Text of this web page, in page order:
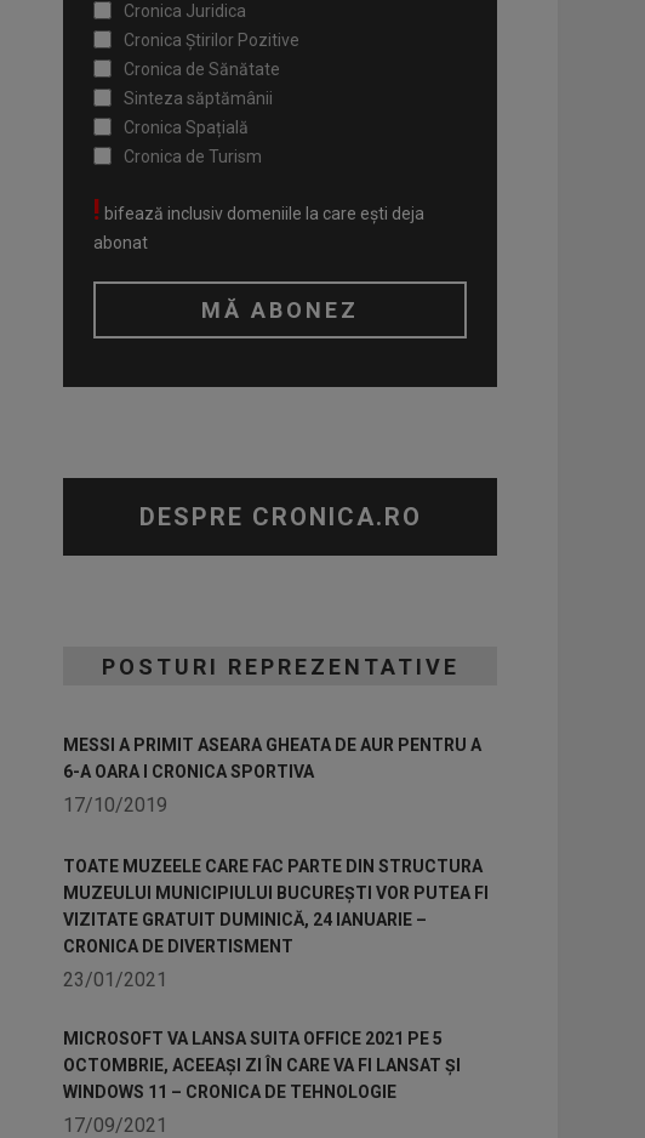
Cronica Juridica
Cronica Știrilor Pozitive
Cronica de Sănătate
Sinteza săptămânii
Cronica Spațială
Cronica de Turism
! bifează inclusiv domeniile la care ești deja
abonat
DESPRE CRONICA.RO
POSTURI REPREZENTATIVE
MESSI A PRIMIT ASEARA GHEATA DE AUR PENTRU A
6-A OARA I CRONICA SPORTIVA
17/10/2019
TOATE MUZEELE CARE FAC PARTE DIN STRUCTURA
MUZEULUI MUNICIPIULUI BUCUREȘTI VOR PUTEA FI
VIZITATE GRATUIT DUMINICĂ, 24 IANUARIE –
CRONICA DE DIVERTISMENT
23/01/2021
MICROSOFT VA LANSA SUITA OFFICE 2021 PE 5
OCTOMBRIE, ACEEAȘI ZI ÎN CARE VA FI LANSAT ȘI
WINDOWS 11 – CRONICA DE TEHNOLOGIE
17/09/2021